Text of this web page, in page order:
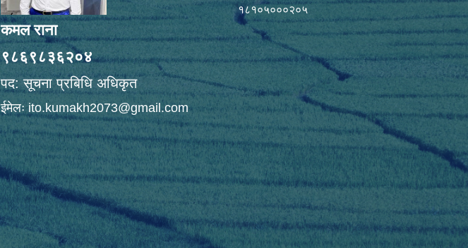
कमल राना
९८६९८३६२०४
पद: सूचना प्रबिधि अधिकृत
ईमेलःito.kumakh2073@gmail.com
१८१०५०००२०५